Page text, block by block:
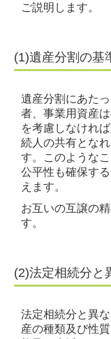
書面添付制度
よくあるご質問
お問合せ
プライバシーポ
ご説明します。
(1)遺産分割の基
遺産分割にあた
者、事業用資産
を考慮しなけれ
続人の共有とな
す。このような
公平性も確保す
えます。
お互いの互譲の
す。
(2)法定相続分と
法定相続分と異
産の種類及び性